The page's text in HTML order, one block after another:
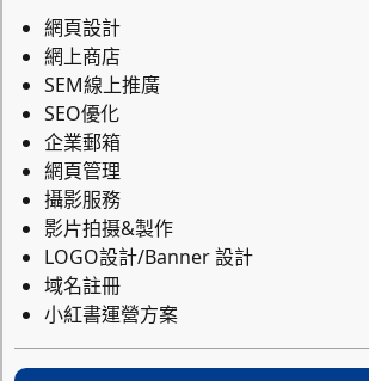
網頁設計
網上商店
SEM線上推廣
SEO優化
企業郵箱
網頁管理
攝影服務
影片拍摄&製作
LOGO設計/Banner 設計
域名註冊
小紅書運營方案